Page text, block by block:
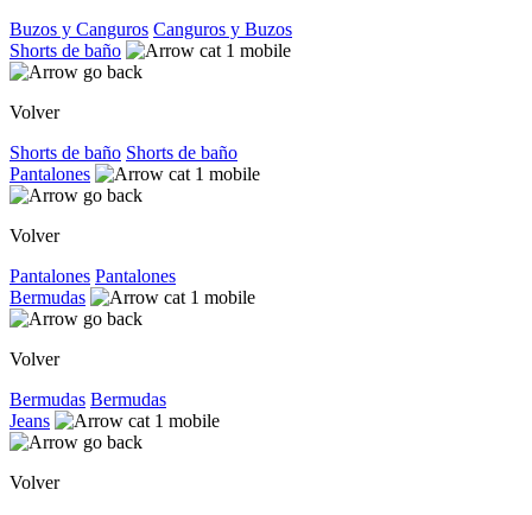
Buzos y Canguros Canguros y Buzos
Shorts de baño
Volver
Shorts de baño Shorts de baño
Pantalones
Volver
Pantalones Pantalones
Bermudas
Volver
Bermudas Bermudas
Jeans
Volver